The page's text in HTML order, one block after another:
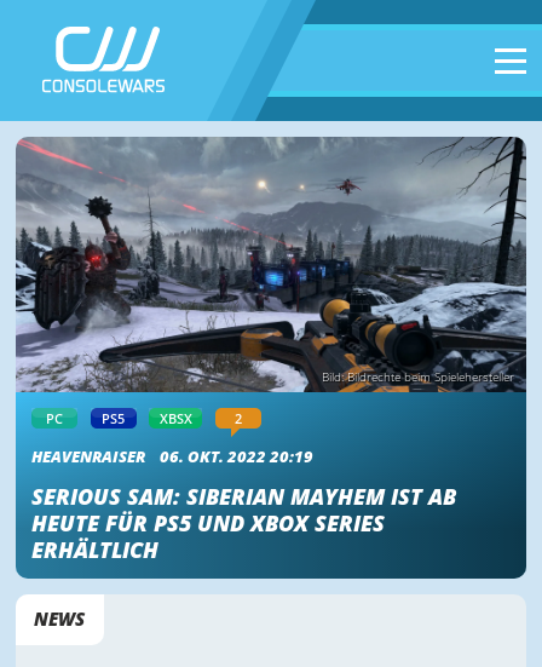
Bild: Bildrechte beim Spielehersteller
PC PS5 XBSX 2
HEAVENRAISER 06. OKT. 2022 20:19
SERIOUS SAM: SIBERIAN MAYHEM IST AB
HEUTE FÜR PS5 UND XBOX SERIES
ERHÄLTLICH
NEWS